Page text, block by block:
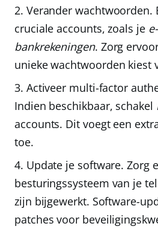
Verander wachtwoorden.
cruciale accounts, zoals je
bankrekeningen. Zorg
unieke wachtwoorden kiest
Activeer multi-factor
Indien beschikbaar, schakel
accounts. Dit voegt een
toe.
Update je software. Zorg
besturingssysteem van je
zijn bijgewerkt. Software-
patches voor